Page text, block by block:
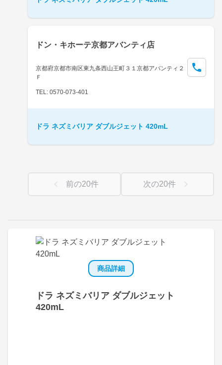
商品詳細
ドラ ネズミバリア ダブルジェット
420mL
ドン・キホーテ京都アバンティ店
京都府京都市南区東九条西山王町３１京都アバンティ２
Ｆ
TEL: 0570-073-401
ドラ ネズミバリア ダブルジェット 420mL
前の20件 次の20件